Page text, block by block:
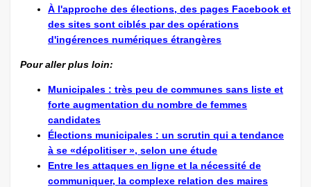
À l'approche des élections, des pages Facebook et
des sites sont ciblés par des opérations
d'ingérences numériques étrangères
Pour aller plus loin:
Municipales : très peu de communes sans liste et
forte augmentation du nombre de femmes
candidates
Élections municipales : un scrutin qui a tendance
à se «dépolitiser », selon une étude
Entre les attaques en ligne et la nécessité de
communiquer, la complexe relation des maires